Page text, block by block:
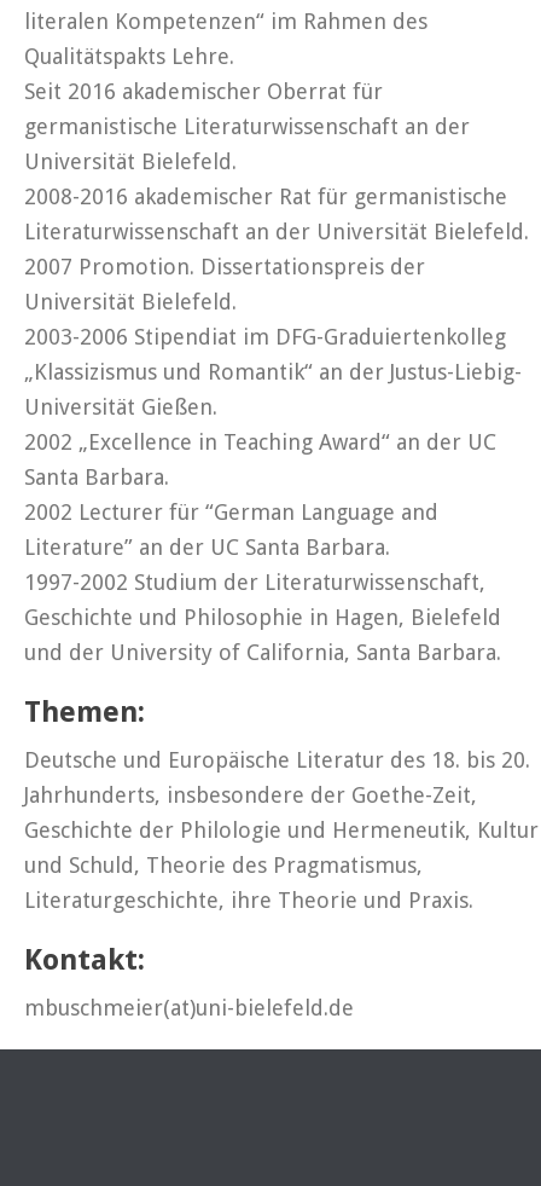
literalen Kompetenzen“ im Rahmen des
Qualitätspakts Lehre.
Seit 2016 akademischer Oberrat für
germanistische Literaturwissenschaft an der
Universität Bielefeld.
2008-2016 akademischer Rat für germanistische
Literaturwissenschaft an der Universität Bielefeld.
2007 Promotion. Dissertationspreis der
Universität Bielefeld.
2003-2006 Stipendiat im DFG-Graduiertenkolleg
„Klassizismus und Romantik“ an der Justus-Liebig-
Universität Gießen.
2002 „Excellence in Teaching Award“ an der UC
Santa Barbara.
2002 Lecturer für “German Language and
Literature” an der UC Santa Barbara.
1997-2002 Studium der Literaturwissenschaft,
Geschichte und Philosophie in Hagen, Bielefeld
und der University of California, Santa Barbara.
Themen:
Deutsche und Europäische Literatur des 18. bis 20.
Jahrhunderts, insbesondere der Goethe-Zeit,
Geschichte der Philologie und Hermeneutik, Kultur
und Schuld, Theorie des Pragmatismus,
Literaturgeschichte, ihre Theorie und Praxis.
Kontakt:
mbuschmeier(at)uni-bielefeld.de